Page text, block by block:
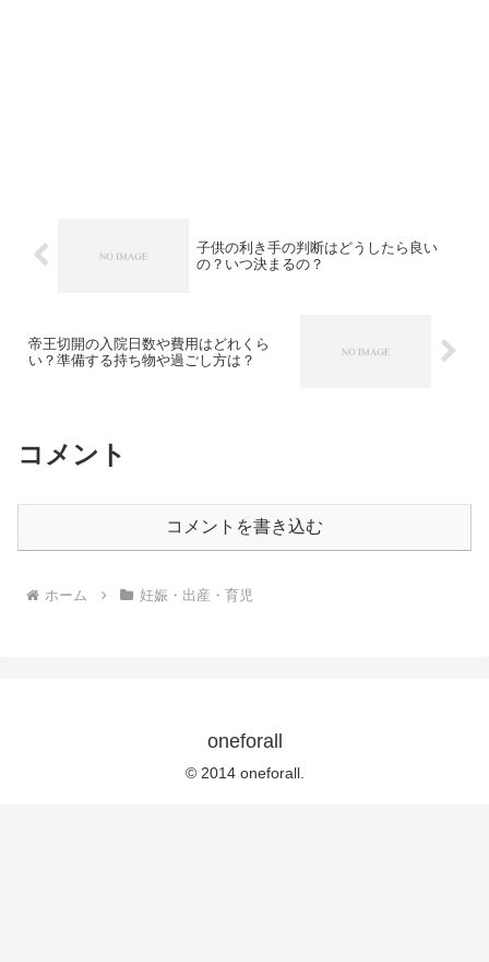
子供の利き手の判断はどうしたら良い
の？いつ決まるの？
帝王切開の入院日数や費用はどれくら
い？準備する持ち物や過ごし方は？
コメント
コメントを書き込む
ホーム 妊娠・出産・育児
oneforall
© 2014 oneforall.